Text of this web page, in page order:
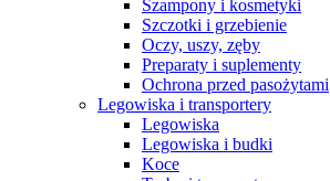
Szampony i kosmetyki
Szczotki i grzebienie
Oczy, uszy, zęby
Preparaty i suplementy
Ochrona przed pasożytami
Legowiska i transportery
Legowiska
Legowiska i budki
Koce